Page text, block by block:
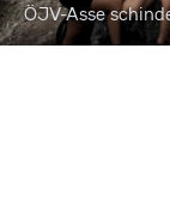
ÖJV-Asse